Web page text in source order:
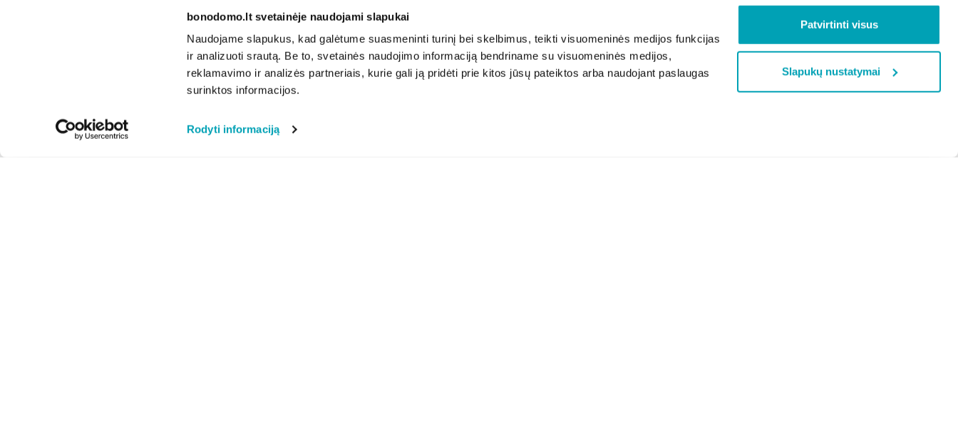
bonodomo.lt svetainėje naudojami slapukai
Naudojame slapukus, kad galėtume suasmeninti turinį bei skelbimus, teikti visuomeninės medijos funkcijas
ir analizuoti srautą. Be to, svetainės naudojimo informaciją bendriname su visuomeninės medijos,
reklamavimo ir analizės partneriais, kurie gali ją pridėti prie kitos jūsų pateiktos arba naudojant paslaugas
surinktos informacijos.
Rodyti informaciją
Patvirtinti visus
Slapukų nustatymai